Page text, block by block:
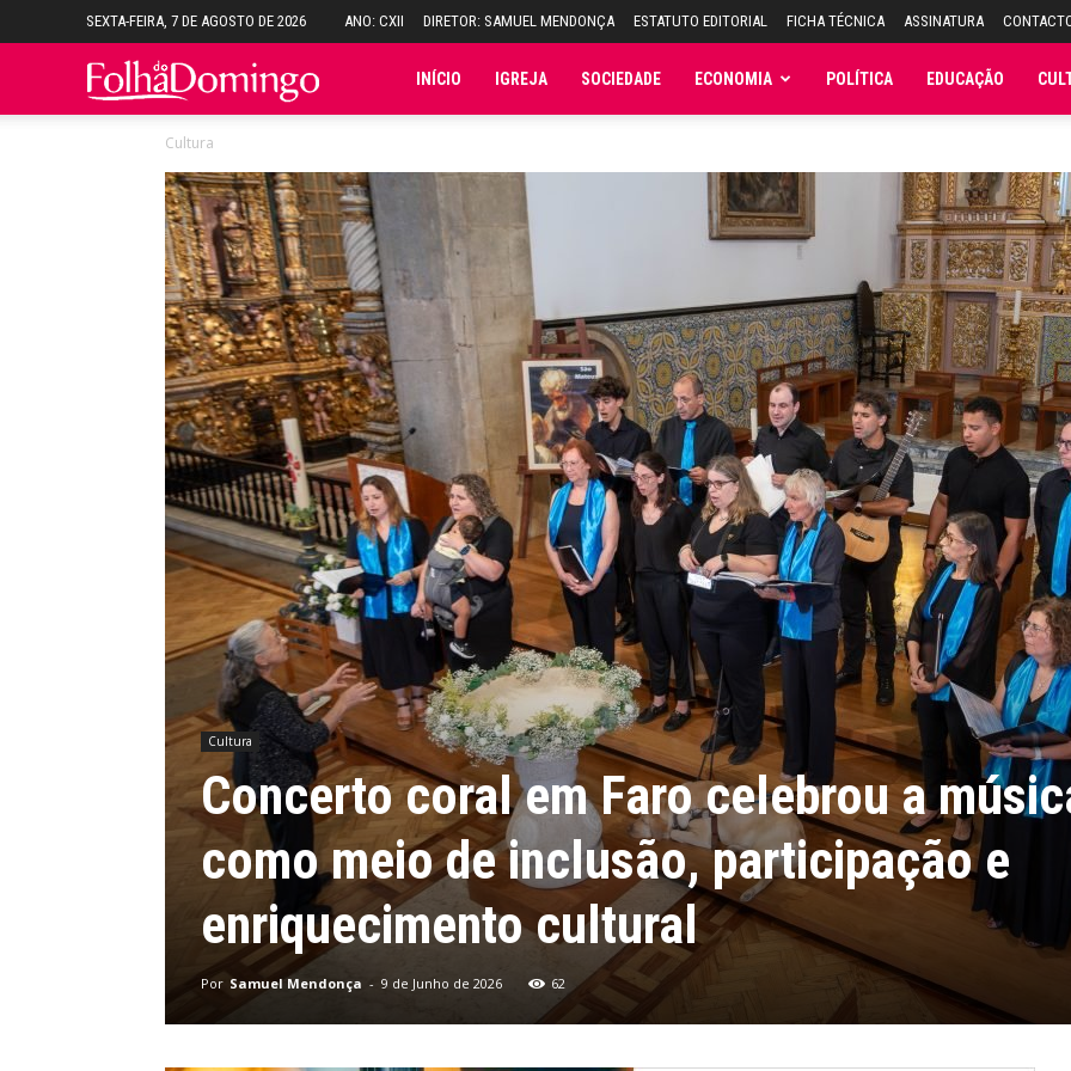
SEXTA-FEIRA, 7 DE AGOSTO DE 2026 ANO: CXII DIRETOR: SAMUEL MENDONÇA ESTATUTO EDITORIAL FICHA TÉCNICA ASSINATURA
Folha
Domingo
INÍCIO IGREJA SOCIEDADE ECONOMIA POLÍTICA EDUCAÇÃO
Cultura
Cultura
Concerto coral em Faro celebrou a
como meio de inclusão, participação e
enriquecimento cultural
Por Samuel Mendonça - 9 de Junho de 2026 62